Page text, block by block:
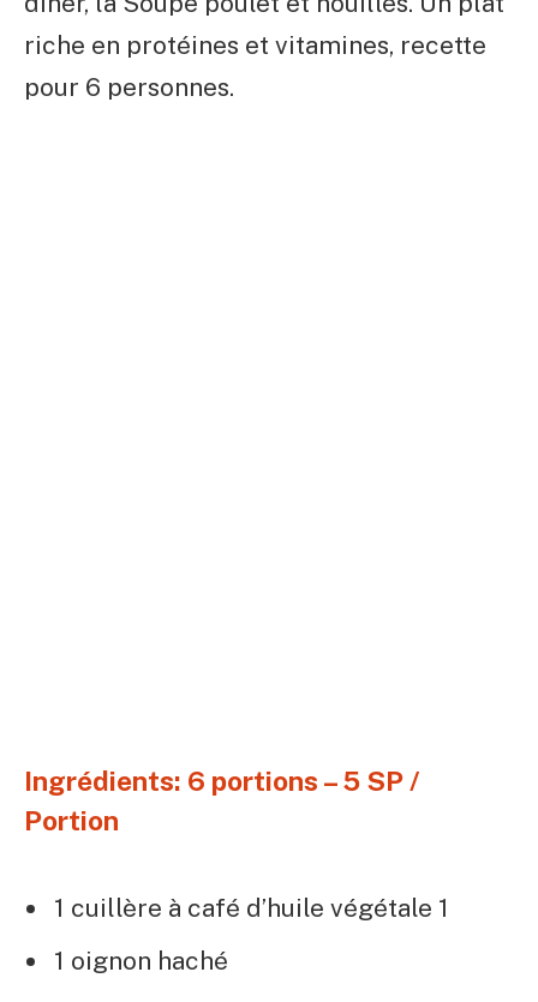
riche en protéines et vitamines, recette
pour 6 personnes.
Ingrédients: 6 portions – 5 SP /
Portion
1 cuillère à café d’huile végétale 1
1 oignon haché